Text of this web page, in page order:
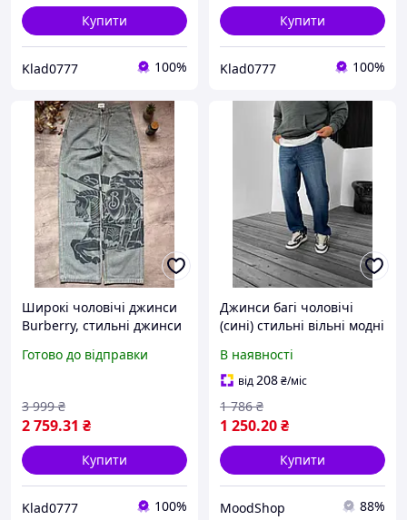
Купити
Klad0777 100%
Купити
Klad0777 100%
Широкі чоловічі джинси
Burberry, стильні джинси
широкі джинси Burberry
Burberry
Готово до відправки
2 759.31 ₴
3 999 ₴
Купити
Klad0777 100%
Джинси багі чоловічі
(сині) стильні вільні модні
А15755/5174 #2
В наявності
від208₴/міс
1 250.20₴
1 786 ₴
Купити
MoodShop 88%